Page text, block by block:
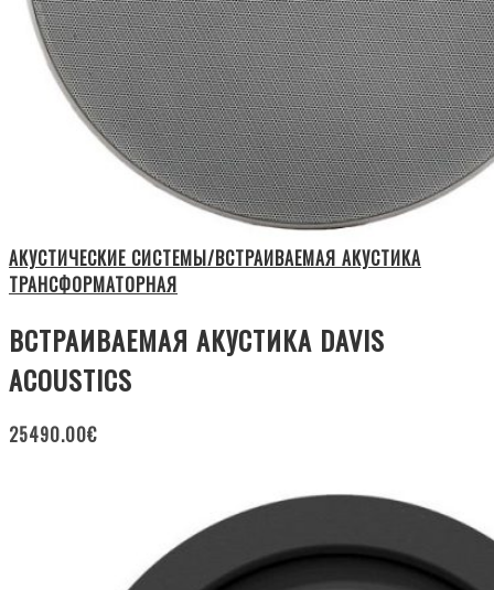
АКУСТИЧЕСКИЕ СИСТЕМЫ/ВСТРАИВАЕМАЯ АКУСТИКА
ТРАНСФОРМАТОРНАЯ
ВСТРАИВАЕМАЯ АКУСТИКА DAVIS
ACOUSTICS
25490.00€